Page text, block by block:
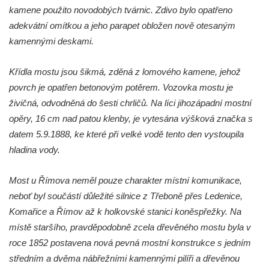
Most přes Moravanský potok u Dolních
Zálezel
Podlešínem
Silniční most přes Svitávku v Nových
Zákupech
Klášterní most v Zákupech
Kamenný most v Zákupech
Bývalý vodní náhon u Mařeniček
Bývalý vodní náhon u Antonínova údolí
Železniční most u Bořkova
Pitrův most v Rajhradě
Kamenný most v Markvarticích
kamene použito novodobých tvárnic. Zdivo bylo opatřeno
adekvátní omítkou a jeho parapet obložen nově otesaným
kamennými deskami.
Křídla mostu jsou šikmá, zděná z lomového kamene, jehož
povrch je opatřen betonovým potěrem. Vozovka mostu je
živičná, odvodněná do šesti chrličů. Na líci jihozápadní mostní
opěry, 16 cm nad patou klenby, je vytesána výšková značka s
datem 5.9.1888, ke které při velké vodě tento den vystoupila
hladina vody.
Most u Římova neměl pouze charakter místní komunikace,
neboť byl součástí důležité silnice z Třeboně přes Ledenice,
Komařice a Římov až k holkovské stanici koněspřežky. Na
místě staršího, pravděpodobně zcela dřevěného mostu byla v
roce 1852 postavena nová pevná mostní konstrukce s jedním
středním a dvěma nábřežními kamennými pilíři a dřevěnou